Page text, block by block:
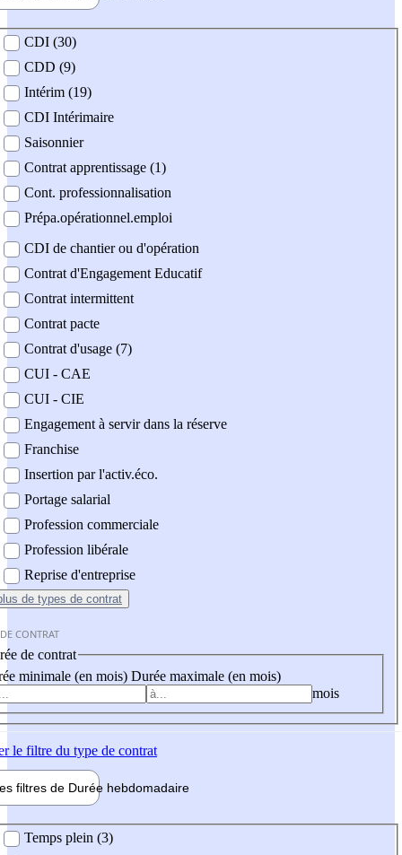
contrat
CDI (30)
CDD (9)
Intérim (19)
CDI Intérimaire
Saisonnier
Contrat apprentissage (1)
Cont. professionnalisation
Prépa.opérationnel.emploi
CDI de chantier ou d'opération
Contrat d'Engagement Educatif
Contrat intermittent
Contrat pacte
Contrat d'usage (7)
CUI - CAE
CUI - CIE
Engagement à servir dans la réserve
Franchise
Insertion par l'activ.éco.
Portage salarial
Profession commerciale
Profession libérale
Reprise d'entreprise
de types de contrat
CONTRAT
de contrat
minimale (en mois) Durée maximale (en mois)
mois
le filtre du type de contrat
filtres de Durée hebdomadaire
Temps plein (3)